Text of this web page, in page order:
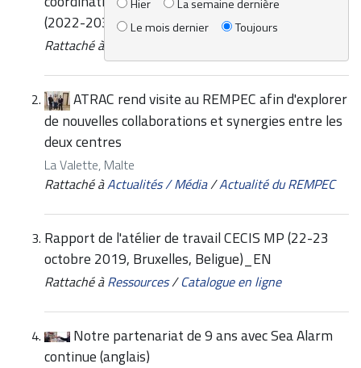
Hier
La semaine dernière
Le mois dernier
Toujours
(2022-2031)
Rattaché à
ATRAC rend visite au REMPEC afin d'explorer
de nouvelles collaborations et synergies entre les
deux centres
La Valette, Malte
Rattaché àActualités / Média/Actualité du REMPEC
Rapport de l'atélier de travail CECIS MP (22-23
octobre 2019, Bruxelles, Beligue)_EN
Rattaché à Ressources/Catalogue en ligne
Notre partenariat de 9 ans avec Sea Alarm
continue (anglais)